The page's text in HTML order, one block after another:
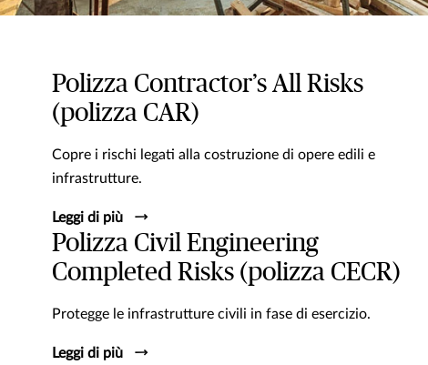
Polizza Contractor’s All Risks
(polizza CAR)
Copre i rischi legati alla costruzione di opere edili e
infrastrutture.
Leggi di più
Polizza Civil Engineering
Completed Risks (polizza CECR)
Protegge le infrastrutture civili in fase di esercizio.
Leggi di più